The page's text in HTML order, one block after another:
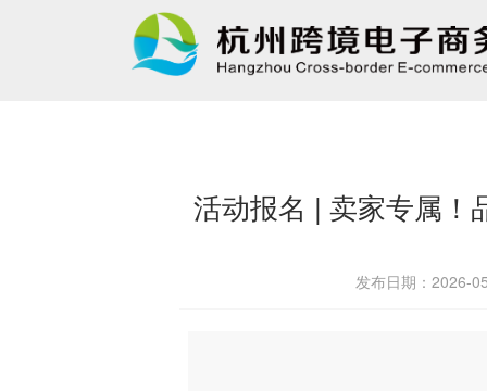
活动报名 | 卖家专属！
发布日期：2026-